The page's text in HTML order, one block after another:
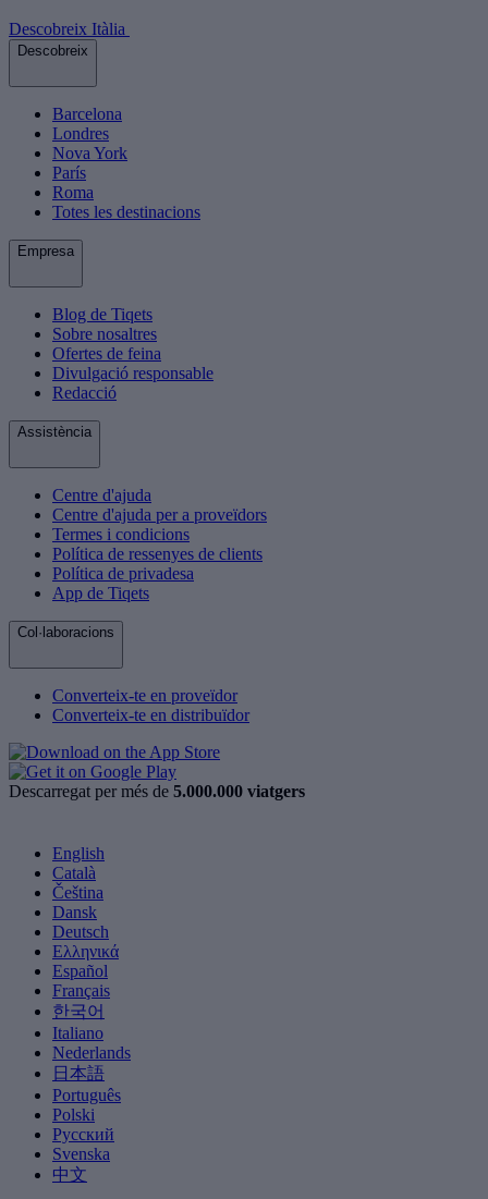
Descobreix Itàlia
Descobreix
Barcelona
Londres
Nova York
París
Roma
Totes les destinacions
Empresa
Blog de Tiqets
Sobre nosaltres
Ofertes de feina
Divulgació responsable
Redacció
Assistència
Centre d'ajuda
Centre d'ajuda per a proveïdors
Termes i condicions
Política de ressenyes de clients
Política de privadesa
App de Tiqets
Col·laboracions
Converteix-te en proveïdor
Converteix-te en distribuïdor
Descarregat per més de 5.000.000 viatgers
English
Català
Čeština
Dansk
Deutsch
Ελληνικά
Español
Français
한국어
Italiano
Nederlands
日本語
Português
Polski
Русский
Svenska
中文